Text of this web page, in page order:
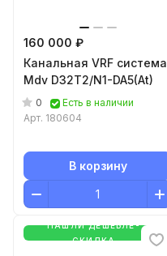
160 000 ₽
Канальная VRF система
Mdv D32T2/N1-DA5(At)
0
Есть в наличии
Арт. 180604
В корзину
НАШЛИ ДЕШЕВЛЕ-
СКИДКА